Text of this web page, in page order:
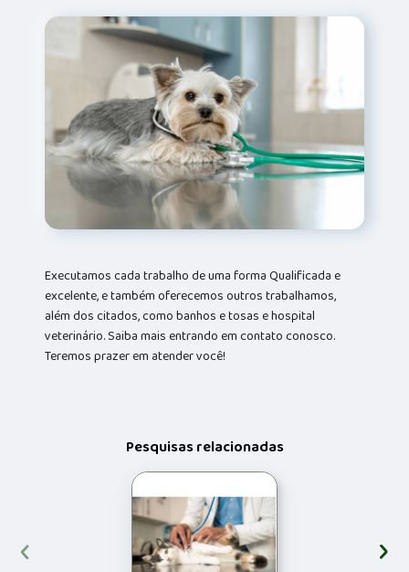
Executamos cada trabalho de uma forma Qualificada e
excelente, e também oferecemos outros trabalhamos,
além dos citados, como banhos e tosas e hospital
veterinário. Saiba mais entrando em contato conosco.
Teremos prazer em atender você!
Pesquisas relacionadas
‹ ›